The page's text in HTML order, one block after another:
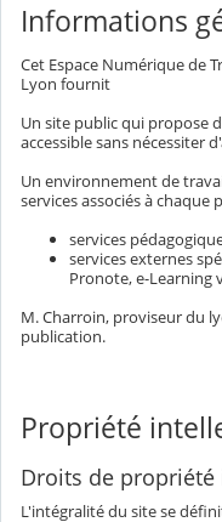
Informations
Cet Espace Numérique de
Lyon fournit
Un site public qui propose
accessible sans nécessiter
Un environnement de
services associés à chaque
services
services externes
Pronote, e-Learning
M. Charroin, proviseur du
publication.
Propriété
Droits de
L'intégralité du site se